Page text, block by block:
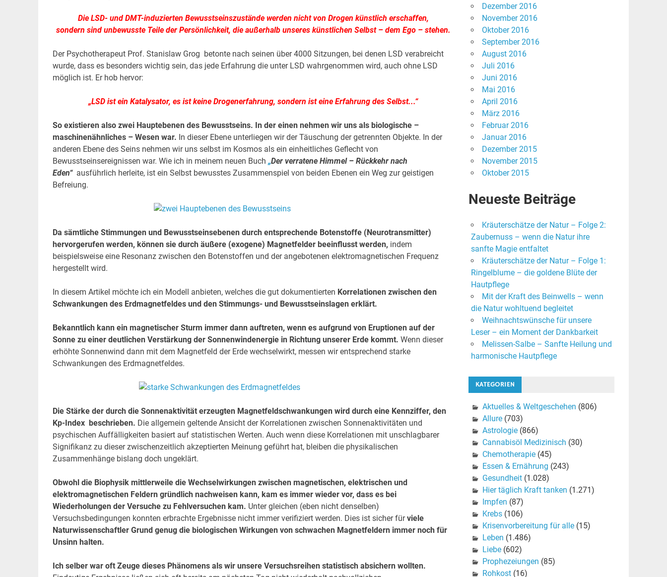
Die LSD- und DMT-induzierten Bewusstseinszustände werden nicht von Drogen künstlich erschaffen,
sondern sind unbewusste Teile der Persönlichkeit, die außerhalb unseres künstlichen Selbst – dem Ego – stehen.
Der Psychotherapeut Prof. Stanislaw Grog betonte nach seinen über 4000 Sitzungen, bei denen LSD verabreicht
wurde, dass es besonders wichtig sein, das jede Erfahrung die unter LSD wahrgenommen wird, auch ohne LSD
möglich ist. Er hob hervor:
„LSD ist ein Katalysator, es ist keine Drogenerfahrung, sondern ist eine Erfahrung des Selbst...“
So existieren also zwei Hauptebenen des Bewusstseins. In der einen nehmen wir uns als biologische –
maschinenähnliches – Wesen war. In dieser Ebene unterliegen wir der Täuschung der getrennten Objekte. In der
anderen Ebene des Seins nehmen wir uns selbst im Kosmos als ein einheitliches Geflecht von
Bewusstseinsereignissen war. Wie ich in meinem neuen Buch „Der verratene Himmel – Rückkehr nach
Eden“ausführlich herleite, ist ein Selbst bewusstes Zusammenspiel von beiden Ebenen ein Weg zur geistigen
Befreiung.
Da sämtliche Stimmungen und Bewusstseinsebenen durch entsprechende Botenstoffe (Neurotransmitter)
hervorgerufen werden, können sie durch äußere (exogene) Magnetfelder beeinflusst werden, indem
beispielsweise eine Resonanz zwischen den Botenstoffen und der angebotenen elektromagnetischen Frequenz
hergestellt wird.
In diesem Artikel möchte ich ein Modell anbieten, welches die gut dokumentierten Korrelationen zwischen den
Schwankungen des Erdmagnetfeldes und den Stimmungs- und Bewusstseinslagen erklärt.
Bekanntlich kann ein magnetischer Sturm immer dann auftreten, wenn es aufgrund von Eruptionen auf der
Sonne zu einer deutlichen Verstärkung der Sonnenwindenergie in Richtung unserer Erde kommt. Wenn dieser
erhöhte Sonnenwind dann mit dem Magnetfeld der Erde wechselwirkt, messen wir entsprechend starke
Schwankungen des Erdmagnetfeldes.
Die Stärke der durch die Sonnenaktivität erzeugten Magnetfeldschwankungen wird durch eine Kennziffer, den
Kp-Index beschrieben. Die allgemein geltende Ansicht der Korrelationen zwischen Sonnenaktivitäten und
psychischen Auffälligkeiten basiert auf statistischen Werten. Auch wenn diese Korrelationen mit unschlagbarer
Signifikanz zu dieser zwischenzeitlich akzeptierten Meinung geführt hat, bleiben die physikalischen
Zusammenhänge bislang doch ungeklärt.
Obwohl die Biophysik mittlerweile die Wechselwirkungen zwischen magnetischen, elektrischen und
elektromagnetischen Feldern gründlich nachweisen kann, kam es immer wieder vor, dass es bei
Wiederholungen der Versuche zu Fehlversuchen kam. Unter gleichen (eben nicht denselben)
Versuchsbedingungen konnten erbrachte Ergebnisse nicht immer verifiziert werden. Dies ist sicher fürviele
Naturwissenschaftler Grund genug die biologischen Wirkungen von schwachen Magnetfeldern immer noch für
Unsinn halten.
Ich selber war oft Zeuge dieses Phänomens als wir unsere Versuchsreihen statistisch absichern wollten.
Dezember 2016
November 2016
Oktober 2016
September 2016
August 2016
Juli 2016
Juni 2016
Mai 2016
April 2016
März 2016
Februar 2016
Januar 2016
Dezember 2015
November 2015
Oktober 2015
Neueste Beiträge
Kräuterschätze der Natur – Folge 2:
Zaubernuss – wenn die Natur ihre
sanfte Magie entfaltet
Kräuterschätze der Natur – Folge 1:
Ringelblume – die goldene Blüte der
Hautpflege
Mit der Kraft des Beinwells – wenn
die Natur wohltuend begleitet
Weihnachtswünsche für unsere
Leser – ein Moment der Dankbarkeit
Melissen-Salbe – Sanfte Heilung und
harmonische Hautpflege
KATEGORIEN
Aktuelles & Weltgeschehen (806)
Allure(703)
Astrologie(866)
Cannabisöl Medizinisch (30)
Chemotherapie(45)
Essen & Ernährung (243)
Gesundheit(1.028)
Hier täglich Kraft tanken (1.271)
Impfen (87)
Krebs(106)
Krisenvorbereitung für alle(15)
Leben (1.486)
Liebe(602)
Prophezeiungen (85)
Rohkost(16)